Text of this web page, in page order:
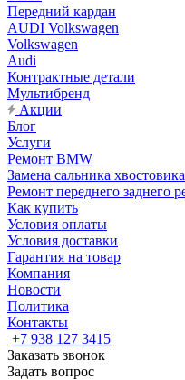
Передний кардан
AUDI Volkswagen
Volkswagen
Audi
Контрактные детали
Мультибренд
Акции
Блог
Услуги
Ремонт BMW
Замена сальника
Ремонт переднего заднего
Как купить
Условия оплаты
Условия доставки
Гарантия на товар
Компания
Новости
Политика
Контакты
+7 938 127 3415
Заказать звонок
Задать вопрос